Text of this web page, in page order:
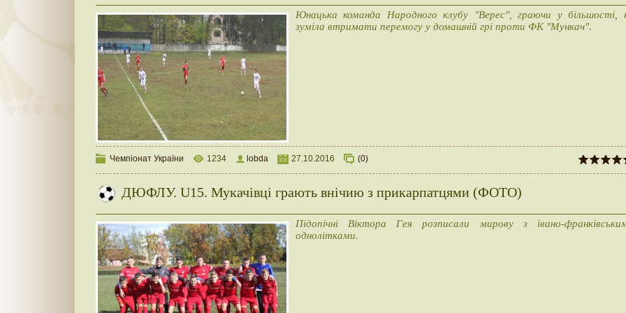
Юнацька команда Народного клубу "Верес", граючи у більшості,
зуміла втримати перемогу у домашній грі проти ФК "Мункач".
Чемпіонат України 1234 lobda 27.10.2016 (0)
ДЮФЛУ. U15. Мукачівці грають внічию з прикарпатцями (ФОТО)
Підопічні Віктора Гея розписали мирову з івано-
однолітками.